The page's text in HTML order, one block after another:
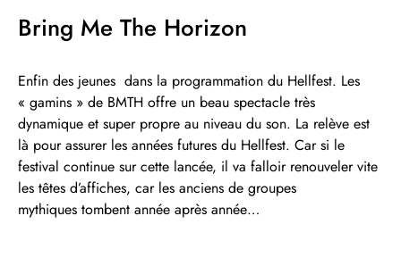
Bring Me The Horizon
Enfin des jeunes dans la programmation du Hellfest. Les
« gamins » de BMTH offre un beau spectacle très
dynamique et super propre au niveau du son. La relève est
là pour assurer les années futures du Hellfest. Car si le
festival continue sur cette lancée, il va falloir renouveler vite
les têtes d’affiches, car les anciens de groupes
mythiques tombent année après année…